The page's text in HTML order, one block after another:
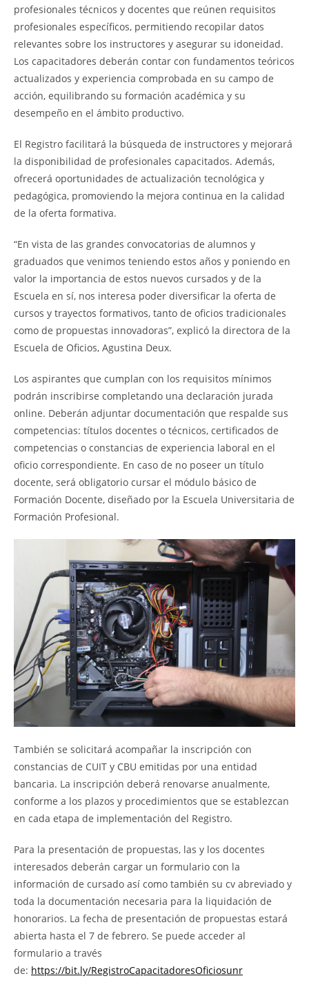
profesionales técnicos y docentes que reúnen requisitos
profesionales específicos, permitiendo recopilar datos
relevantes sobre los instructores y asegurar su idoneidad.
Los capacitadores deberán contar con fundamentos teóricos
actualizados y experiencia comprobada en su campo de
acción, equilibrando su formación académica y su
desempeño en el ámbito productivo.
El Registro facilitará la búsqueda de instructores y mejorará
la disponibilidad de profesionales capacitados. Además,
ofrecerá oportunidades de actualización tecnológica y
pedagógica, promoviendo la mejora continua en la calidad
de la oferta formativa.
“En vista de las grandes convocatorias de alumnos y
graduados que venimos teniendo estos años y poniendo en
valor la importancia de estos nuevos cursados y de la
Escuela en sí, nos interesa poder diversificar la oferta de
cursos y trayectos formativos, tanto de oficios tradicionales
como de propuestas innovadoras”, explicó la directora de la
Escuela de Oficios, Agustina Deux.
Los aspirantes que cumplan con los requisitos mínimos
podrán inscribirse completando una declaración jurada
online. Deberán adjuntar documentación que respalde sus
competencias: títulos docentes o técnicos, certificados de
competencias o constancias de experiencia laboral en el
oficio correspondiente. En caso de no poseer un título
docente, será obligatorio cursar el módulo básico de
Formación Docente, diseñado por la Escuela Universitaria de
Formación Profesional.
También se solicitará acompañar la inscripción con
constancias de CUIT y CBU emitidas por una entidad
bancaria. La inscripción deberá renovarse anualmente,
conforme a los plazos y procedimientos que se establezcan
en cada etapa de implementación del Registro.
Para la presentación de propuestas, las y los docentes
interesados deberán cargar un formulario con la
información de cursado así como también su cv abreviado y
toda la documentación necesaria para la liquidación de
honorarios. La fecha de presentación de propuestas estará
abierta hasta el 7 de febrero. Se puede acceder al
formulario a través
de: https://bit.ly/RegistroCapacitadoresOficiosunr